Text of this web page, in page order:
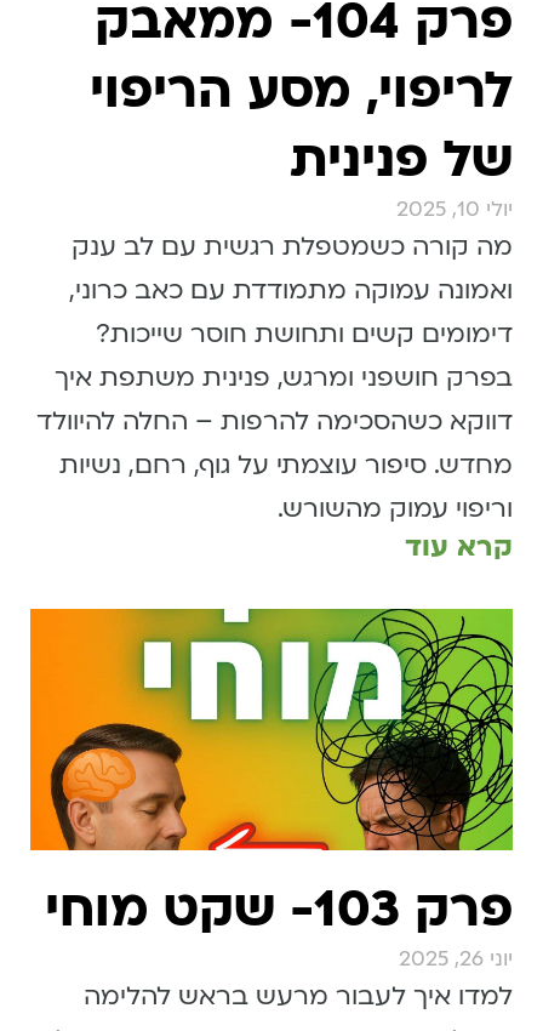
פרק 104- ממאבק
לריפוי, מסע הריפוי
של פנינית
יולי 10, 2025
מה קורה כשמטפלת רגשית עם לב ענק
ואמונה עמוקה מתמודדת עם כאב כרוני,
דימומים קשים ותחושת חוסר שייכות?
בפרק חושפני ומרגש, פנינית משתפת איך
דווקא כשהסכימה להרפות – החלה להיוולד
מחדש. סיפור עוצמתי על גוף, רחם, נשיות
וריפוי עמוק מהשורש.
קרא עוד
פרק 103- שקט מוחי
יוני 26, 2025
למדו איך לעבור מרעש בראש להלימה